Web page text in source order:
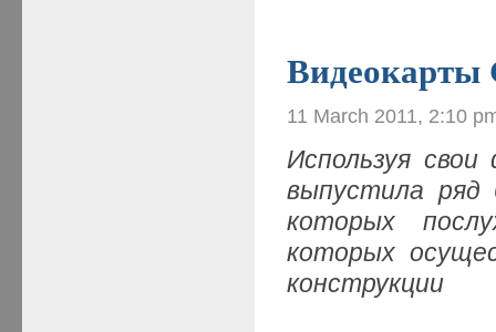
Видеокарты
11 March 2011, 2:10
Используя
выпустила ряд
которых
которых
конструкции